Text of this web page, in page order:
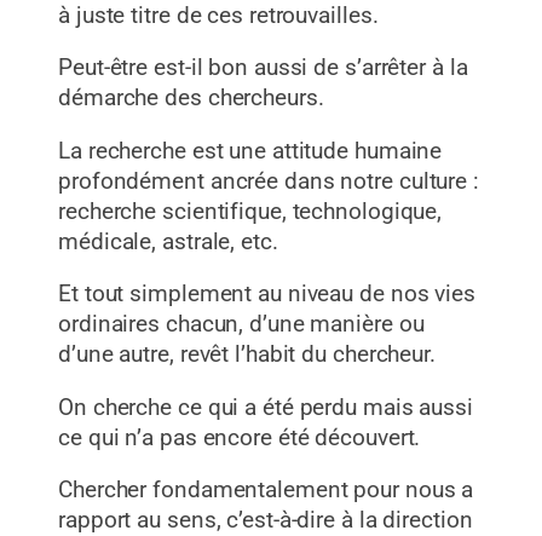
à juste titre de ces retrouvailles.
Peut-être est-il bon aussi de s’arrêter à la
démarche des chercheurs.
La recherche est une attitude humaine
profondément ancrée dans notre culture :
recherche scientifique, technologique,
médicale, astrale, etc.
Et tout simplement au niveau de nos vies
ordinaires chacun, d’une manière ou
d’une autre, revêt l’habit du chercheur.
On cherche ce qui a été perdu mais aussi
ce qui n’a pas encore été découvert.
Chercher fondamentalement pour nous a
rapport au sens, c’est-à-dire à la direction